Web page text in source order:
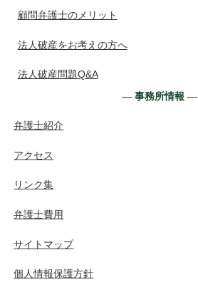
顧問弁護士のメリット
法人破産をお考えの方へ
法人破産問題Q&A
― 事務所情報 ―
弁護士紹介
アクセス
リンク集
弁護士費用
サイトマップ
個人情報保護方針